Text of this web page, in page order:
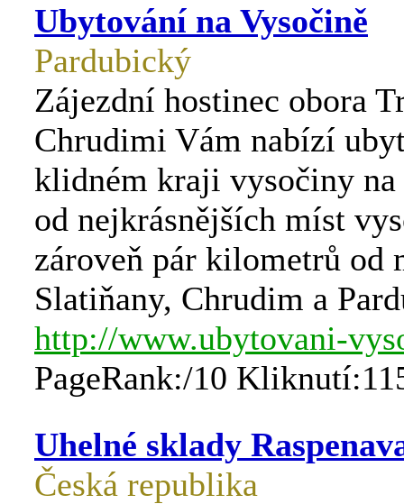
Ubytování na Vysočině
Pardubický
Zájezdní hostinec obora
Chrudimi Vám nabízí
klidném kraji vysočiny na
od nejkrásnějších míst
zároveň pár kilometrů od
Slatiňany, Chrudim a
http://www.ubytovani-
PageRank:/10
Uhelné sklady
Česká republika